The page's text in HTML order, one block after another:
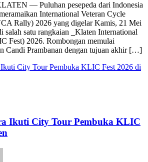
— Puluhan pesepeda dari Indonesia
International Veteran Cycle
Rally) 2026 yang digelar Kamis, 21 Mei
salah satu rangkaian _Klaten International
Fest) 2026. Rombongan memulai
Candi Prambanan dengan tujuan akhir […]
Ikuti City Tour Pembuka KLIC